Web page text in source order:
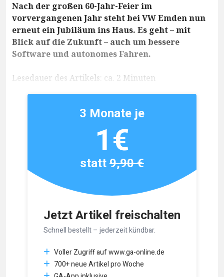
Nach der großen 60-Jahr-Feier im
vorvergangenen Jahr steht bei VW Emden nun
erneut ein Jubiläum ins Haus. Es geht – mit
Blick auf die Zukunft – auch um bessere
Software und autonomes Fahren.
Lesedauer des Artikels: ca. 2 Minuten
Jetzt Artikel freischalten
Schnell bestellt – jederzeit kündbar.
Voller Zugriff auf www.ga-online.de
700+ neue Artikel pro Woche
3 Monate je
1€
statt9,90 €